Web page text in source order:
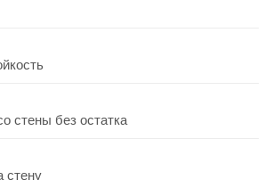
стены без остатка
стену